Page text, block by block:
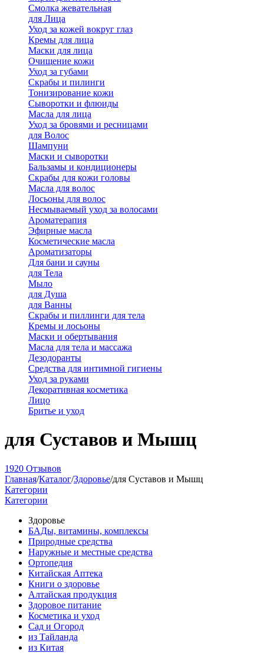
Смолка жевательная
для Лица
Уход за кожей вокруг глаз
Кремы для лица
Маски для лица
Очищение кожи
Уход за губами
Скрабы и пилинги
Тонизирование кожи
Сыворотки и флюиды
Масла для лица
Уход за бровями и ресницами
для Волос
Шампуни
Маски и сыворотки
Бальзамы и кондиционеры
Скрабы для кожи головы
Масла для волос
Лосьоны для волос
Несмываемый уход за волосами
Ароматерапия
Эфирные масла
Косметические масла
Ароматизаторы
Для бани и сауны
для Тела
Мыло
для Душа
для Ванны
Скрабы и пиллинги для тела
Кремы и лосьоны
Маски и обертывания
Масла для тела и массажа
Дезодоранты
Средства для интимной гигиены
Уход за руками
Декоративная косметика
Лицо
Бритье и уход
для Суставов и Мышц
1920 Отзывов
Главная/Каталог/Здоровье/для Суставов и Мышц
Категории
Категории
Здоровье
БАДы, витамины, комплексы
Природные средства
Наружные и местные средства
Ортопедия
Китайская Аптека
Книги о здоровье
Алтайская продукция
Здоровое питание
Косметика и уход
Сад и Огород
из Тайланда
из Китая